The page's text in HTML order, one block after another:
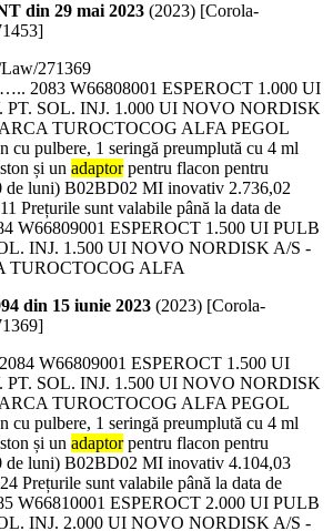
din 29 mai 2023 (2023) [Corola-
271369
2083 W66808001 ESPEROCT 1.000 UI
PT. SOL. INJ. 1.000 UI NOVO NORDISK
TUROCTOCOG ALFA PEGOL
cu pulbere, 1 seringă preumplută cu 4 ml
și un adaptorpentru flacon pentru
de luni) B02BD02 MI inovativ 2.736,02
Prețurile sunt valabile până la data de
W66809001 ESPEROCT 1.500 UI PULB
INJ. 1.500 UI NOVO NORDISK A/S -
TUROCTOCOG ALFA
din 15 iunie 2023 (2023) [Corola-
W66809001 ESPEROCT 1.500 UI
PT. SOL. INJ. 1.500 UI NOVO NORDISK
TUROCTOCOG ALFA PEGOL
cu pulbere, 1 seringă preumplută cu 4 ml
și un adaptorpentru flacon pentru
de luni) B02BD02 MI inovativ 4.104,03
Prețurile sunt valabile până la data de
W66810001 ESPEROCT 2.000 UI PULB
INJ. 2.000 UI NOVO NORDISK A/S -